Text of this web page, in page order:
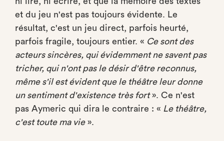
et du jeu n'est pas toujours évidente. Le
résultat, c'est un jeu direct, parfois heurté,
parfois fragile, toujours entier. « Ce sont des
acteurs sincères, qui évidemment ne savent pas
tricher, qui n'ont pas le désir d'être reconnus,
même s'il est évident que le théâtre leur donne
un sentiment d'existence très fort». Ce n'est
pas Aymeric qui dira le contraire : « Le théâtre,
c'est toute ma vie».